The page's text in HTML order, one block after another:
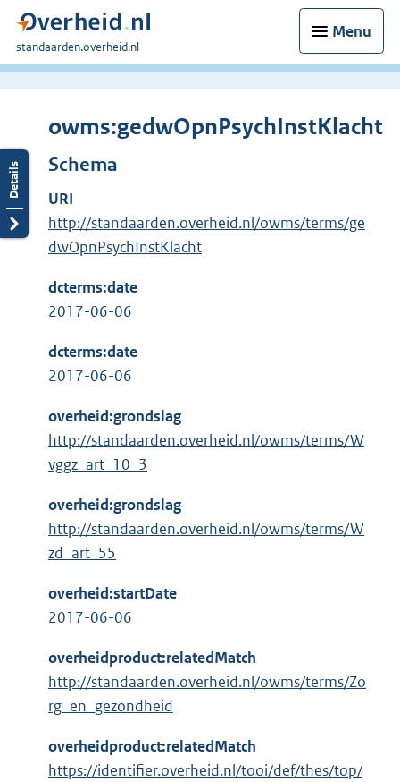
Menu
U
bent
standaarden.overheid.nl
owms:gedwOpnPsychInstKlacht
Schema
URI
http://standaarden.overheid.nl/owms/terms/ge
dwOpnPsychInstKlacht
dcterms:date
2017-06-06
dcterms:date
2017-06-06
overheid:grondslag
http://standaarden.overheid.nl/owms/terms/W
vggz_art_10_3
overheid:grondslag
http://standaarden.overheid.nl/owms/terms/W
zd_art_55
overheid:startDate
2017-06-06
overheidproduct:relatedMatch
http://standaarden.overheid.nl/owms/terms/Zo
rg_en_gezondheid
overheidproduct:relatedMatch
https://identifier.overheid.nl/tooi/def/thes/top/